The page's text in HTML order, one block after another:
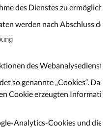
des Dienstes zu
werden nach Abschluss
des
so genannte „Cookies“.
Cookie erzeugten
Analytics-Cookies und die